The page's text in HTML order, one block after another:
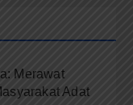
Merawat
Adat